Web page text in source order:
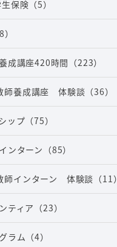
保険 （5）
成講座420時間 （223）
師養成講座 体験談 （36）
ップ （75）
ンターン （85）
師インターン 体験談 （11）
ティア （23）
ラム （4）